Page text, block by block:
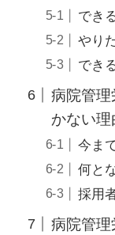
でき
やり
でき
病院管理
かない
今ま
何と
採用
病院管